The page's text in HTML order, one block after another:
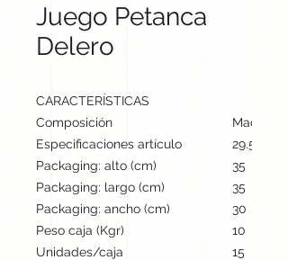
Juego Petanca
Delero
CARACTERÍSTICAS
Composición
Madera
Especificaciones artículo
29.5 cm
Packaging: alto (cm)
35
Packaging: largo (cm)
35
Packaging: ancho (cm)
30
Peso caja (Kgr)
10
Unidades/caja
15